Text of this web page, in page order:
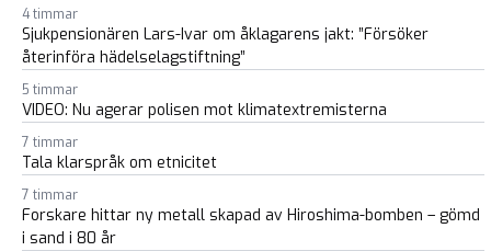
4 timmar
Sjukpensionären Lars-Ivar om åklagarens jakt: ”Försöker
återinföra hädelselagstiftning”
5 timmar
VIDEO: Nu agerar polisen mot klimatextremisterna
7 timmar
Tala klarspråk om etnicitet
7 timmar
Forskare hittar ny metall skapad av Hiroshima-bomben – gömd
i sand i 80 år